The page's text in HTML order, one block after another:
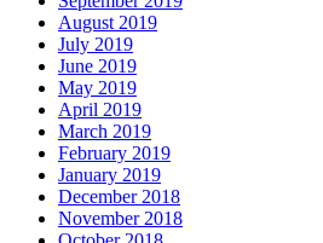
August 2019
July 2019
June 2019
May 2019
April 2019
March 2019
February 2019
January 2019
December 2018
November 2018